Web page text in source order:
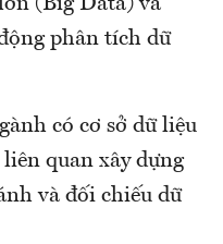
(Big Data) và
phân tích dữ
có cơ sở dữ liệu
quan xây dựng
và đối chiếu dữ